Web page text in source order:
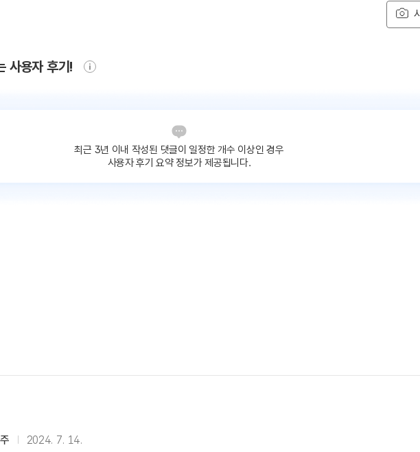
사용자 후기!
최근 3년 이내 작성된 댓글이 일정한 개수 이상인 경우
사용자 후기 요약 정보가 제공됩니다.
2024. 7. 14.